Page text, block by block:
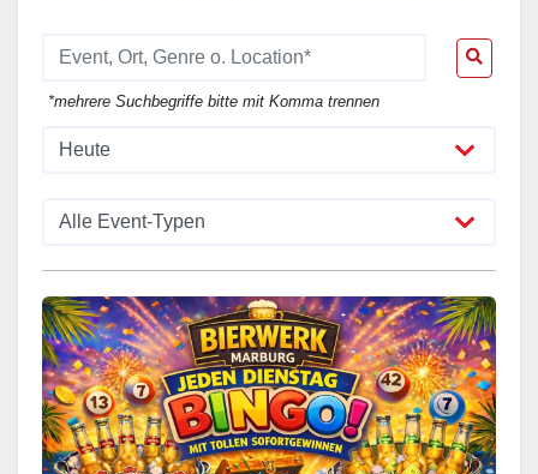
*mehrere Suchbegriffe bitte mit Komma trennen